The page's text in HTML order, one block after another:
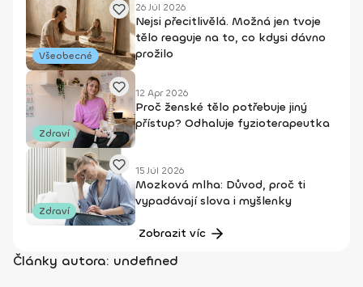
Všeobecné
26 Júl 2026
Nejsi přecitlivělá. Možná jen tvoje
tělo reaguje na to, co kdysi dávno
prožilo
Zdraví
12 Apr 2026
Proč ženské tělo potřebuje jiný
přístup? Odhaluje fyzioterapeutka
Zdraví
15 Júl 2026
Mozková mlha: Důvod, proč ti
vypadávají slova i myšlenky
Zobrazit víc
Články autora: undefined